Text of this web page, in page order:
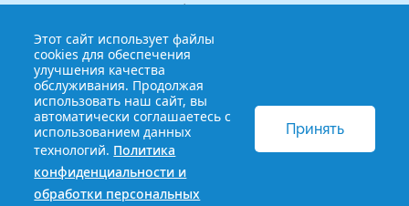
Дополнительное профессиональное образование
Аккредитационно — симуляционный центр
Бережливый колледж
© 2013-2021 Краснодарский краевой базовый медицинский
колледж
Политика конфиденциальности и обработки
персональных данных
Этот сайт использует файлы
cookies для обеспечения
улучшения качества
обслуживания. Продолжая
использовать наш сайт, вы
автоматически соглашаетесь с
использованием данных
технологий. Политика
конфиденциальности и
обработки персональных
Принять